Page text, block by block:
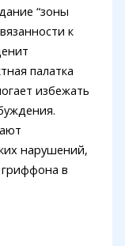
“зоны
к
палатка
избежать
нарушений,
в